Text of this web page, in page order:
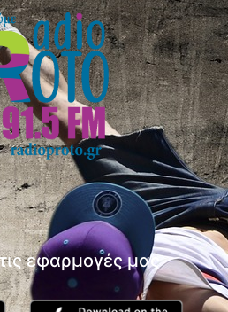
εφαρμογές μας